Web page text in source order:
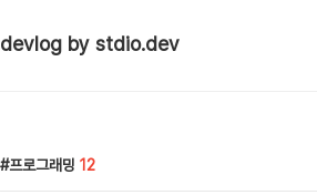
devlog by stdio.dev
프로그래밍 12